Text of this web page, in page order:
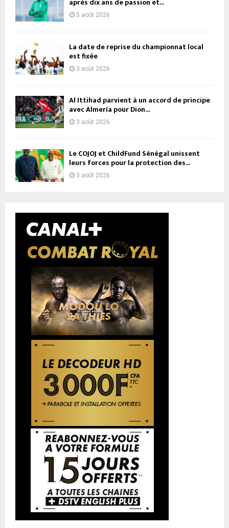
après dix ans de passion et...
5 août 2026
La date de reprise du championnat local
est fixée
3 août 2026
Al Ittihad parvient à un accord de principe
avec Almería pour Dion...
3 août 2026
Le COJOJ et ChildFund Sénégal unissent
leurs forces pour la protection des...
3 août 2026